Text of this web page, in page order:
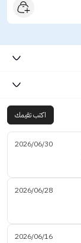
اكتب تقيمك
2026/06/30
2026/06/28
2026/06/16